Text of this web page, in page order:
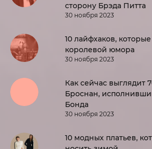
сторону Брэда Питта
30 ноября 2023
10 лайфхаков,
королевой юмора
30 ноября 2023
Как сейчас выглядит
Броснан,
Бонда
30 ноября 2023
10 модных платьев,